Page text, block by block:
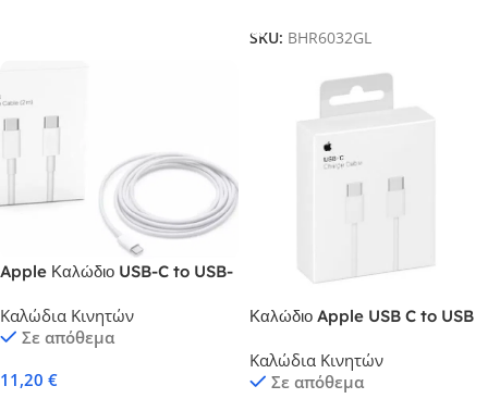
SKU: BHR6032GL
Apple Καλώδιο USB-C to USB-
Καλώδια Κινητών
Σε απόθεμα
11,20 €
Καλώδιο Apple USB C to USB
Καλώδια Κινητών
Σε απόθεμα